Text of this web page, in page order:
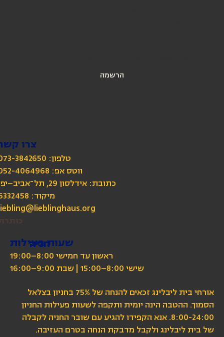
הרשמה
צרו
טלפון: 073-3842650
כתובת: אידלסון 29, תל־אביב–יפו
מיקוד: 6332458
שעות פעילות
ראשון עד חמישי 8:00–19:00
שישי 8:00–15:00 | שבת 9:00–16:00
אורחי בית ליבלינג זכאים להנחה של 75% בחניון בצלאל
הסמוך. ההטבה הינה יומית ותקפה לשעות פעילות החניון
8:00-24:00. אנא הקפידו להגיע עם שובר החניה לקבלה
של בית ליבלינג ולקבל מדבקת הנחה בטרם העזיבה.
חניה